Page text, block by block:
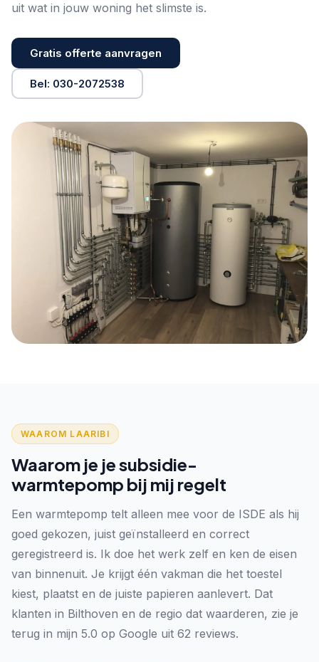
uit wat in jouw woning het slimste is.
Gratis offerte aanvragen
Bel: 030-2072538
WAAROM LAARIBI
Waarom je je subsidie-
warmtepomp bij mij regelt
Een warmtepomp telt alleen mee voor de ISDE als hij
goed gekozen, juist geïnstalleerd en correct
geregistreerd is. Ik doe het werk zelf en ken de eisen
van binnenuit. Je krijgt één vakman die het toestel
kiest, plaatst en de juiste papieren aanlevert. Dat
klanten in Bilthoven en de regio dat waarderen, zie je
terug in mijn 5.0 op Google uit 62 reviews.